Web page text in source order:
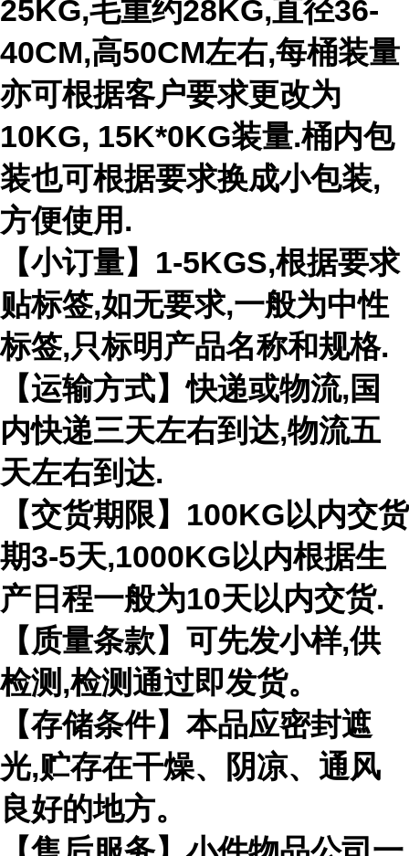
25KG,毛重约28KG,直径36-
40CM,高50CM左右,每桶装量
亦可根据客户要求更改为
10KG, 15K*0KG装量.桶内包
装也可根据要求换成小包装,
方便使用.
【小订量】1-5KGS,根据要求
贴标签,如无要求,一般为中性
标签,只标明产品名称和规格.
【运输方式】快递或物流,国
内快递三天左右到达,物流五
天左右到达.
【交货期限】100KG以内交货
期3-5天,1000KG以内根据生
产日程一般为10天以内交货.
【质量条款】可先发小样,供
检测,检测通过即发货。
【存储条件】本品应密封遮
光,贮存在干燥、阴凉、通风
良好的地方。